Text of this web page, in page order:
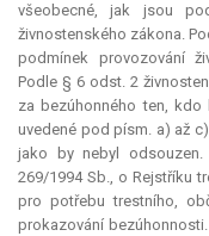
všeobecné, jak jsou
živnostenského zákona.
podmínek provozování
Podle § 6 odst. 2
za bezúhonného ten,
uvedené pod písm. a) až
jako by nebyl
269/1994 Sb., o Rejstříku
pro potřebu trestního,
prokazování